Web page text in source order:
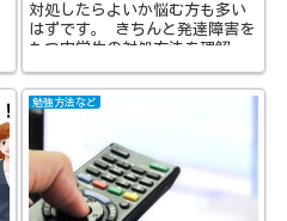
対処したらよいか悩む方も多い
はずです。 きちんと発達障害を
もつ中学生の対処方法を理解
確に伝えること...
勉強方法など